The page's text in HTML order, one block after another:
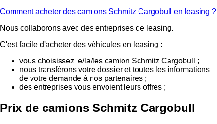
Comment acheter des camions Schmitz Cargobull en leasing ?
Nous collaborons avec des entreprises de leasing.
C'est facile d'acheter des véhicules en leasing :
vous choisissez le/la/les camion Schmitz Cargobull ;
nous transférons votre dossier et toutes les informations
de votre demande à nos partenaires ;
des entreprises vous envoient leurs offres ;
Prix de camions Schmitz Cargobull